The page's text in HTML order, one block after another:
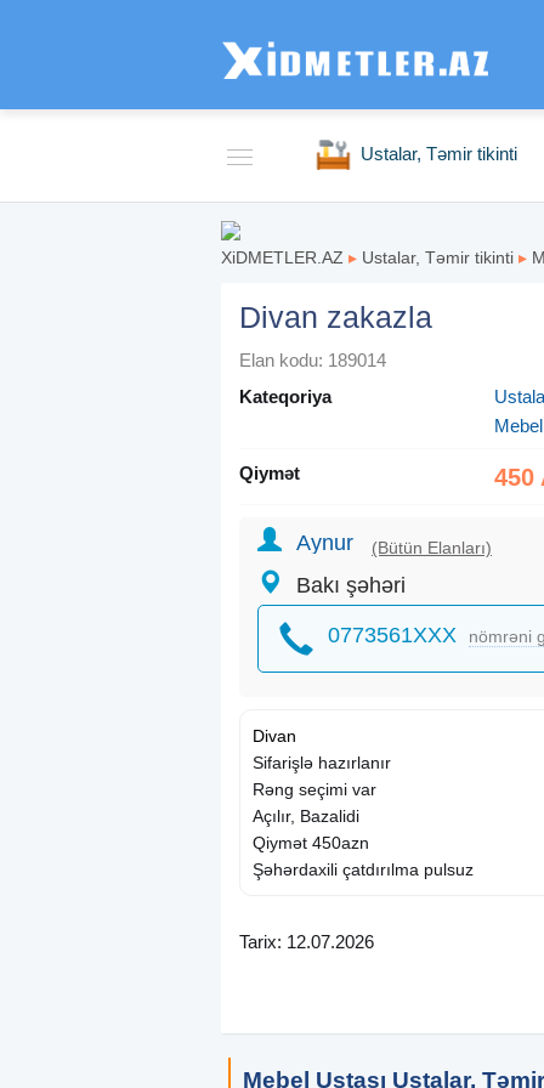
Ustalar, Təmir tikinti
XiDMETLER.AZ ▸ Ustalar, Təmir tikinti ▸
Divan zakazla
Elan kodu: 189014
Kateqoriya
Qiymət 450
Aynur (Bütün Elanları)
Bakı şəhəri
0773561XXX nömrəni
Divan
Sifarişlə hazırlanır
Rəng seçimi var
Açılır, Bazalidi
Qiymət 450azn
Şəhərdaxili çatdırılma pulsuz
Tarix: 12.07.2026
Mebel Ustası Ustalar,